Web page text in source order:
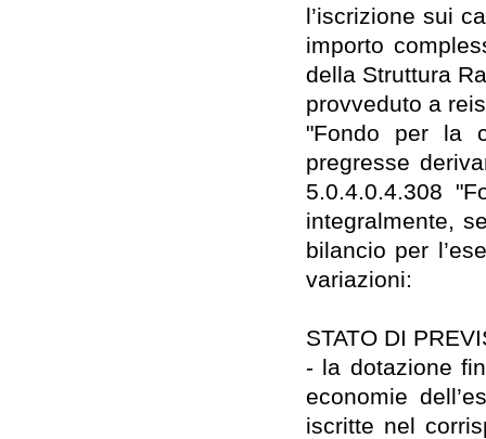
l’iscrizione sui
importo
della Struttura
provveduto a
"Fondo per la
pregresse
5.0.4.0.4.308
integralmente,
bilancio per
variazioni:
STATO DI
- la dotazione
economie
iscritte nel